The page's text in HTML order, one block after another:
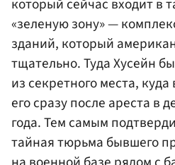
который сейчас входит в
«зеленую зону» —
зданий, который
тщательно. Туда Хусейн
из секретного места,
его сразу после ареста в
года. Тем самым
тайная тюрьма бывшего